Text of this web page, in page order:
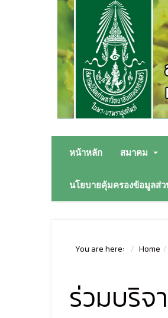
หน้าหลัก สมาคม
นโยบายคุ้มครองข้อมูลส่
You are here: Home
ร่วมบริ